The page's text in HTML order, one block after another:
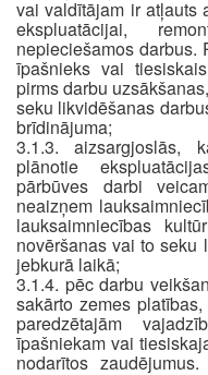
vai valdītājam ir atļauts
ekspluatācijai,
nepieciešamos darbus.
īpašnieks vai
pirms darbu
seku likvidēšanas
brīdinājuma;
3.1.3. aizsargjoslās,
plānotie
pārbūves darbi
neaizņem
lauksaimniecības
novēršanas vai to seku
jebkurā laikā;
3.1.4. pēc darbu
sakārto zemes
paredzētajām
īpašniekam vai
nodarītos